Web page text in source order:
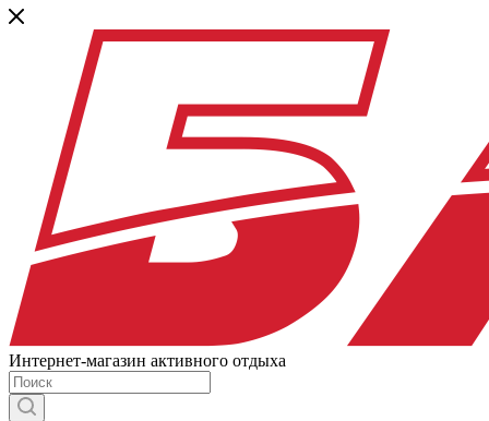
Интернет-магазин активного отдыха